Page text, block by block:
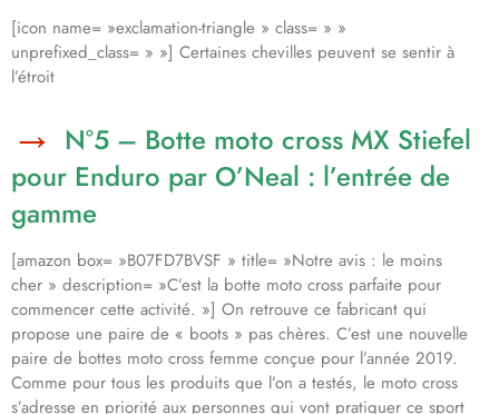
[icon name= »exclamation-triangle » class= » »
unprefixed_class= » »] Certaines chevilles peuvent se sentir à
l’étroit
N°5 – Botte moto cross MX Stiefel
pour Enduro par O’Neal : l’entrée de
gamme
[amazon box= »B07FD7BVSF » title= »Notre avis : le moins
cher » description= »C’est la botte moto cross parfaite pour
commencer cette activité. »] On retrouve ce fabricant qui
propose une paire de « boots » pas chères. C’est une nouvelle
paire de bottes moto cross femme conçue pour l’année 2019.
Comme pour tous les produits que l’on a testés, le moto cross
s’adresse en priorité aux personnes qui vont pratiquer ce sport